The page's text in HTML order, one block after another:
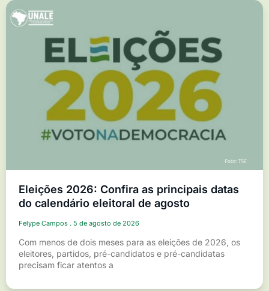
Eleições 2026: Confira as principais datas
do calendário eleitoral de agosto
Felype Campos 5 de agosto de 2026
Com menos de dois meses para as eleições de 2026, os
eleitores, partidos, pré-candidatos e pré-candidatas
precisam ficar atentos a